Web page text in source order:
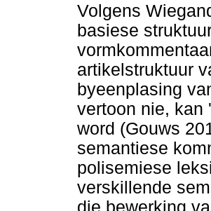
Volgens
basiese
artikelstruktuur
byeenplasing
vertoon nie, kan
word (Gouws
semantiese
polisemiese
verskillende
die bewerking